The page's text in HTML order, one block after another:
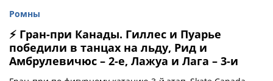
Ромны
⚡ Гран-при Канады. Гиллес и Пуарье
победили в танцах на льду, Рид и
Амбрулевичюс – 2-е, Лажуа и Лага – 3-и